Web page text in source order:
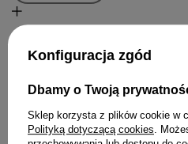
Dlaczego jakość
ma kluczowe
Konfiguracja zgód
Dbamy o Twoją
Sklep korzysta z plików cookie w
Polityką dotyczącą cookies .